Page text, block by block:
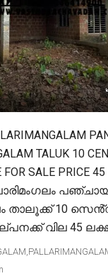
TALUK 10
FOR SALE PRICE
താലൂക്ക് 10 സെൻ്റ്
വില 45